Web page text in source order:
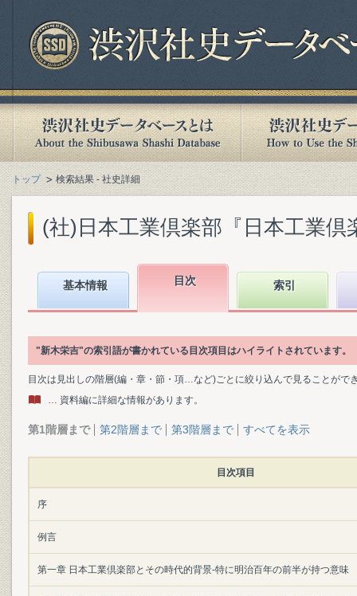
トップ 検索結果 - 社史詳細
(社)日本工業倶楽部『日本工業倶
基本情報 目次 索引
"新木栄吉"の索引語が書かれている目次項目はハイライトされています。
目次は見出しの階層(編・章・節・項…など)ごとに絞り込んで見ることがで
… 資料編に詳細な情報があります。
第1階層まで 第2階層まで 第3階層まで すべてを表示
目次項目
序
例言
第一章 日本工業倶楽部とその時代的背景-特に明治百年の前半が持つ意味